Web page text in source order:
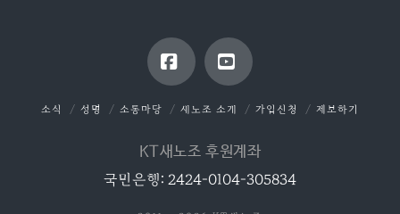
FacebookYouTube
소식 성명 소통마당 새노조 소개 가입신청 제보하기
KT새노조 후원계좌
국민은행: 2424-0104-305834